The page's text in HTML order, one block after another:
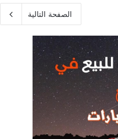
الصفحة التالية